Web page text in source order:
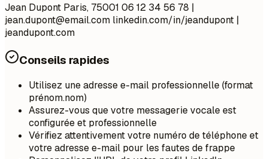
Jean Dupont Paris, 75001 06 12 34 56 78 |
jean.dupont@email.com linkedin.com/in/jeandupont |
jeandupont.com
Conseils rapides
Utilisez une adresse e-mail professionnelle (format
prénom.nom)
Assurez-vous que votre messagerie vocale est
configurée et professionnelle
Vérifiez attentivement votre numéro de téléphone et
votre adresse e-mail pour les fautes de frappe